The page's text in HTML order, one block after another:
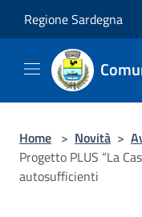
Regione Sardegna
Home > Novità >
Progetto PLUS “La
autosufficienti